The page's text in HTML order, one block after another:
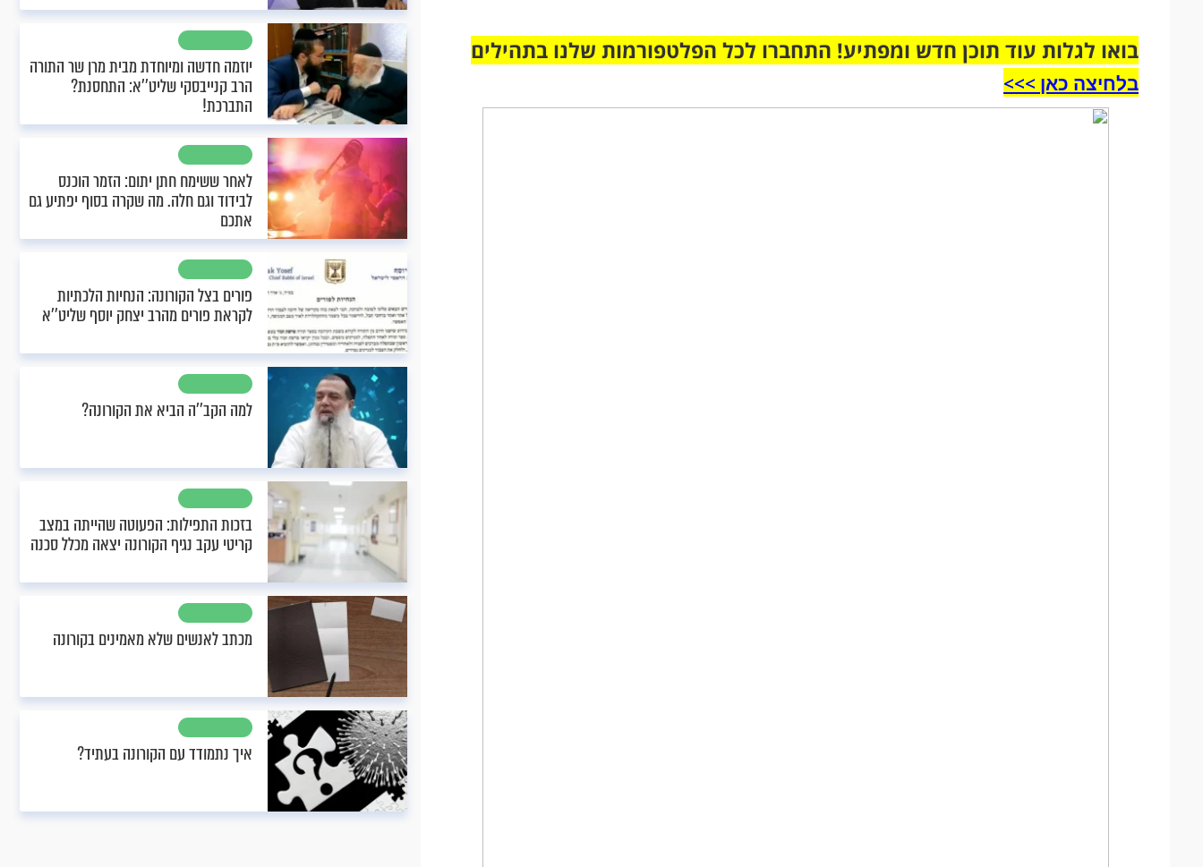
בואו לגלות עוד תוכן חדש ומפתיע! התחברו לכל הפלטפורמות שלנו בתהילים
בלחיצה כאן >>>​
יוזמה חדשה ומיוחדת מבית מרן שר התורה
הרב קנייבסקי שליט’’א: התחסנת?
התברכת!
לאחר ששימח חתן יתום: הזמר הוכנס
לבידוד וגם חלה. מה שקרה בסוף יפתיע גם
אתכם
פורים בצל הקורונה: הנחיות הלכתיות
לקראת פורים מהרב יצחק יוסף שליט’’א
למה הקב’’ה הביא את הקורונה?
בזכות התפילות: הפעוטה שהייתה במצב
קריטי עקב נגיף הקורונה יצאה מכלל סכנה
מכתב לאנשים שלא מאמינים בקורונה
איך נתמודד עם הקורונה בעתיד?